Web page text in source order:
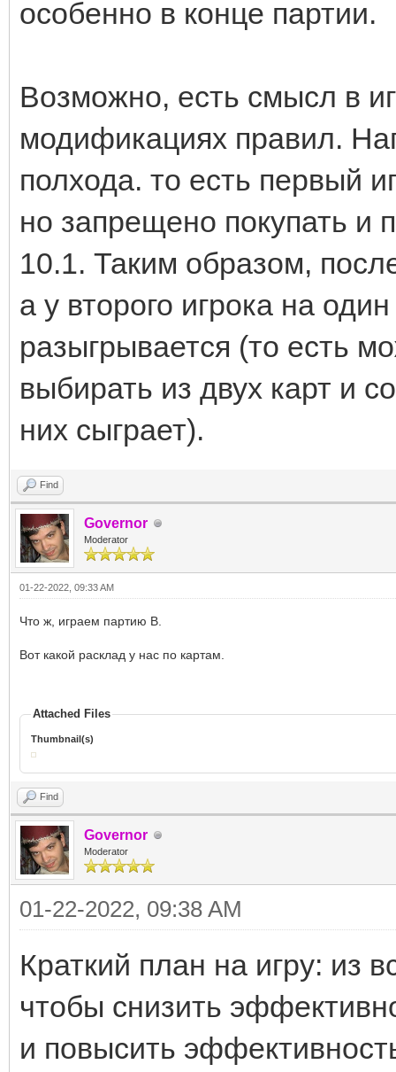
особенно в конце партии.
Возможно, есть смысл в
модификациях правил.
полхода. то есть первый
но запрещено покупать и
10.1. Таким образом,
а у второго игрока на
разыгрывается (то есть
выбирать из двух карт и
них сыграет).
Find
Governor
Moderator
01-22-2022, 09:33 AM
Что ж, играем партию В.
Вот какой расклад у нас по картам.
Attached Files
Thumbnail(s)
Find
Governor
Moderator
01-22-2022, 09:38 AM
Краткий план на игру: из
чтобы снизить
и повысить